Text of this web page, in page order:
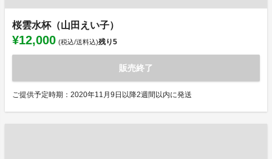
桜雲水杯（山田えい子）
¥12,000 (税込/送料込)残り5
販売終了
ご提供予定時期：2020年11月9日以降2週間以内に発送